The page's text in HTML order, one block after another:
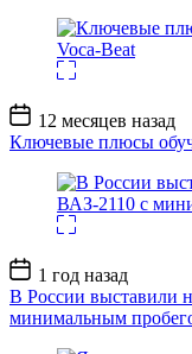
Дата
записи
12 месяцев назад
Ключевые плюсы
Дата
записи
1 год назад
В России выставили
минимальным